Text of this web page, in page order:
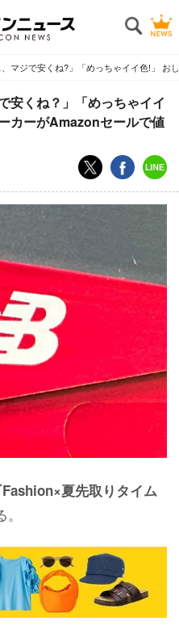
、マジで安くね?」「めっちゃイイ色!」
安くね？」「めっちゃイイ
カーがAmazonセールで値
Fashion×夏先取りタイム